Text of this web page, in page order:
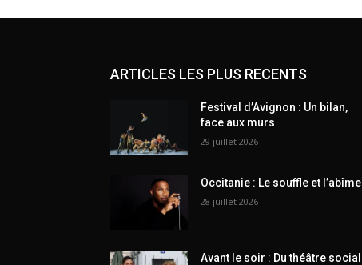
ARTICLES LES PLUS RECENTS
Festival d’Avignon : Un bilan,
face aux murs
29 juillet 2026
Occitanie : Le souffle et l’abîme
28 juillet 2026
Avant le soir : Du théâtre social